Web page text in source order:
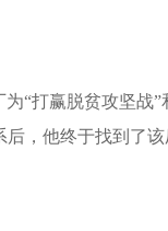
“打赢脱贫攻坚战”
，他终于找到了